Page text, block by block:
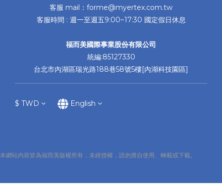
客服 mail：forme@myertex.com.tw
客服時間 : 週一至週五9:00~17:30 國定假日休息
福而美國際事業股份有限公司
統編:85127330
台北市內湖區瑞光路188巷58號5樓[內湖科技園區]
$ TWD English
本網站內容皆為福而美版權所有，未經授權，請勿擅自使用、轉載或下載。